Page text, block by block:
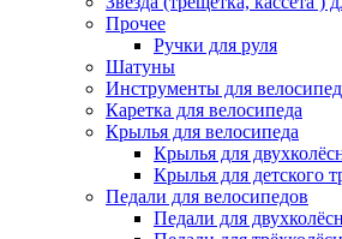
Прочее
Ручки для руля
Шатуны
Инструменты для
Каретка для велосипеда
Крылья для велосипеда
Крылья для
Крылья для детского
Педали для велосипедов
Педали для